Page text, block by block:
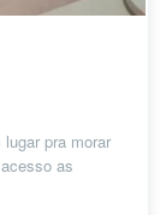
pra morar
as